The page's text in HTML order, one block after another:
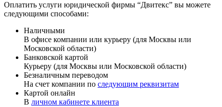
Оплатить услуги юридической фирмы “Двитекс” вы можете
следующими способами:
Наличными
В офисе компании или курьеру (для Москвы или
Московской области)
Банковской картой
Курьеру (для Москвы или Московской области)
Безналичным переводом
На счет компании по следующим реквизитам
Картой онлайн
В личном кабинете клиента